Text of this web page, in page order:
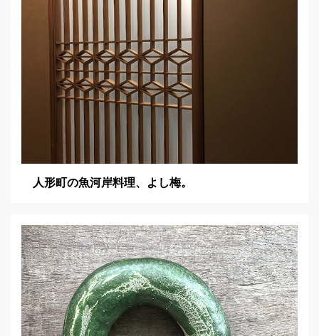
人形町の魚河岸料理、よし梅。